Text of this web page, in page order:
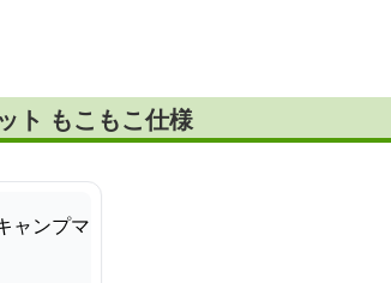
ト もこもこ仕様